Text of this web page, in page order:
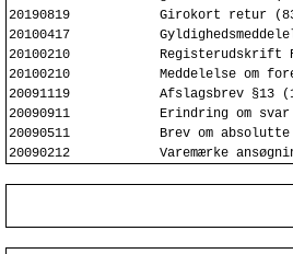
20190819
Girokort retur
20100417
20100210
Registerudskrift
20100210
Meddelelse om
20091119
Afslagsbrev §13
20090911
Erindring om
20090511
Brev om
20090212
Varemærke